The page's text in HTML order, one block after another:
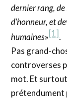
dernier rang,
d’honneur, et
humaines»[1].
Pas grand-
controverses
mot. Et
prétendument